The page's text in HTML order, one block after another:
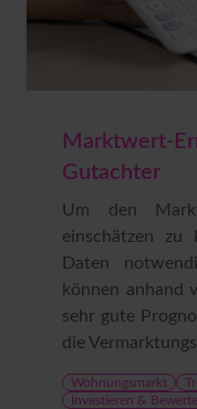
Marktwert-
Gutachter
Um den
einschätzen
Daten
können anhand
sehr gute
die
Wohnungsmarkt
Investieren &